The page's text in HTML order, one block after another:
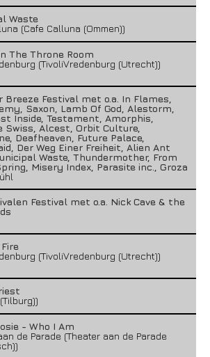
Waste
(Cafe Calluna (Ommen))
The Throne Room
(TivoliVredenburg (Utrecht))
Breeze Festival met o.a. In Flames,
Saxon, Lamb Of God, Alestorm,
Inside, Testament, Amorphis,
Swiss, Alcest, Orbit Culture,
Deafheaven, Future Palace,
Der Weg Einer Freiheit, Alien Ant
Waste, Thundermother, From
Misery Index, Parasite inc., Groza
Festival met o.a. Nick Cave & the
(TivoliVredenburg (Utrecht))
- Who I Am
de Parade (Theater aan de Parade